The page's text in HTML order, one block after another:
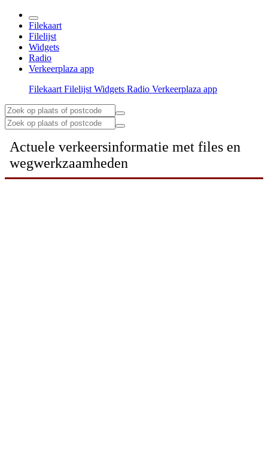
Filekaart
Filelijst
Widgets
Radio
Verkeerplaza app
Filekaart Filelijst Widgets Radio Verkeerplaza app
Actuele verkeersinformatie met files en
wegwerkzaamheden